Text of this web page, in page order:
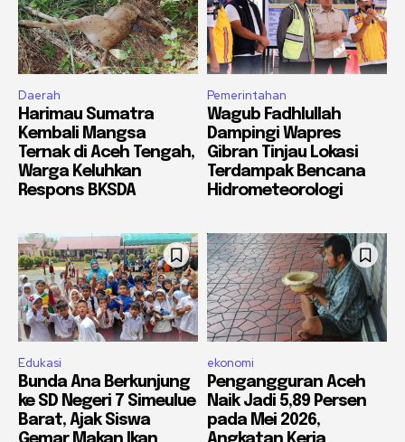
Daerah
Harimau Sumatra
Kembali Mangsa
Ternak di Aceh Tengah,
Warga Keluhkan
Respons BKSDA
Pemerintahan
Wagub Fadhlullah
Dampingi Wapres
Gibran Tinjau Lokasi
Terdampak Bencana
Hidrometeorologi
Edukasi
Bunda Ana Berkunjung
ke SD Negeri 7 Simeulue
Barat, Ajak Siswa
ekonomi
Pengangguran Aceh
Naik Jadi 5,89 Persen
pada Mei 2026,